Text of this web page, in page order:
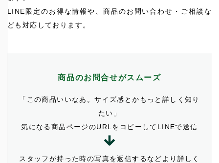
LINE限定のお得な情報や、商品のお問い合わせ・ご相談な
ども対応しております。
商品のお問合せがスムーズ
「この商品いいなあ。サイズ感とかもっと詳しく知り
たい」
気になる商品ページのURLをコピーしてLINEで送信
スタッフが持った時の写真を返信するなどより詳しく